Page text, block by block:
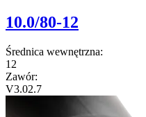
10.0/80-12
Średnica wewnętrzna:
12
Zawór:
V3.02.7